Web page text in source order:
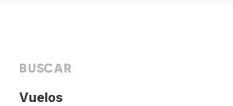
BUSCAR
Vuelos